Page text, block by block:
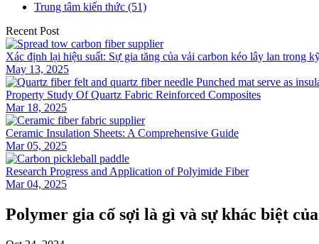
Trung tâm kiến ​​thức (51)
Recent Post
Xác định lại hiệu suất: Sự gia tăng của vải carbon kéo lây lan trong
May 13, 2025
Property Study Of Quartz Fabric Reinforced Composites
Mar 18, 2025
Ceramic Insulation Sheets: A Comprehensive Guide
Mar 05, 2025
Research Progress and Application of Polyimide Fiber
Mar 04, 2025
Polymer gia cố sợi là gì và sự khác biệt